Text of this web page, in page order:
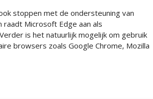
stoppen met de ondersteuning van
Microsoft Edge aan als
is het natuurlijk mogelijk om gebruik
browsers zoals Google Chrome, Mozilla